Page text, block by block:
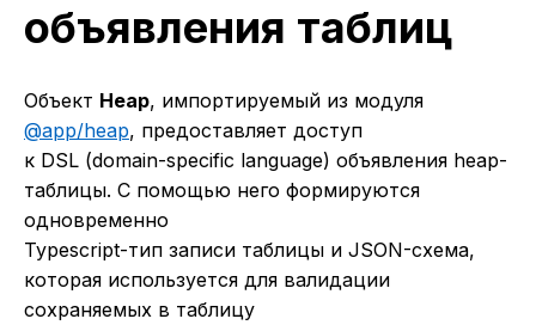
объявления таблиц
Объект Heap, импортируемый из модуля
@app/heap, предоставляет доступ
к DSL (domain-specific language) объявления heap-
таблицы. С помощью него формируются
одновременно
Typescript-тип записи таблицы и JSON-схема,
которая используется для валидации
сохраняемых в таблицу